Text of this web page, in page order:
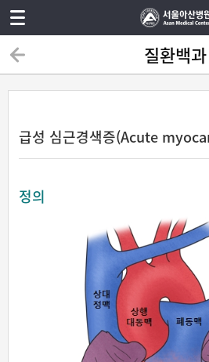
질환백과
급성 심근경색증(Acute
정의